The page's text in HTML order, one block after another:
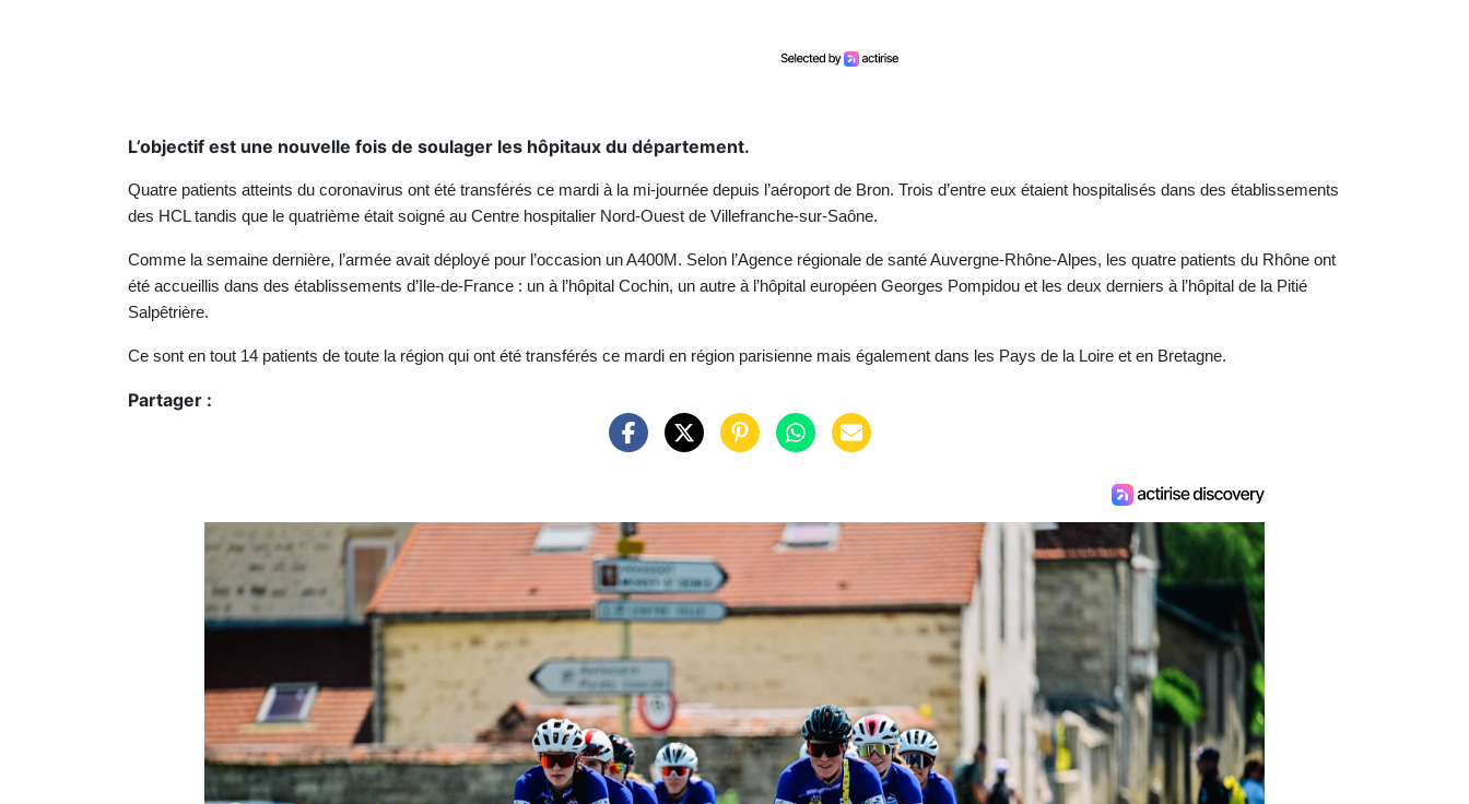
L’objectif est une nouvelle fois de soulager les hôpitaux du département.
Quatre patients atteints du coronavirus ont été transférés ce mardi à la mi-journée depuis l’aéroport de Bron. Trois d’entre eux étaient hospitalisés dans des établissements
des HCL tandis que le quatrième était soigné au Centre hospitalier Nord-Ouest de Villefranche-sur-Saône.
Comme la semaine dernière, l’armée avait déployé pour l’occasion un A400M. Selon l’Agence régionale de santé Auvergne-Rhône-Alpes, les quatre patients du Rhône ont
été accueillis dans des établissements d’Ile-de-France : un à l’hôpital Cochin, un autre à l’hôpital européen Georges Pompidou et les deux derniers à l’hôpital de la Pitié
Salpêtrière.
Ce sont en tout 14 patients de toute la région qui ont été transférés ce mardi en région parisienne mais également dans les Pays de la Loire et en Bretagne.
Partager :